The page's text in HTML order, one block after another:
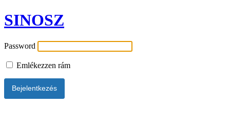
SINOSZ
Password
Emlékezzen rám